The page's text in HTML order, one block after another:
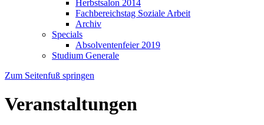
Herbstsalon 2014
Fachbereichstag Soziale Arbeit
Archiv
Specials
Absolventenfeier 2019
Studium Generale
Zum Seitenfuß springen
Veranstaltungen